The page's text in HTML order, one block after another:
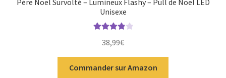
Unisexe
sur 5
38,99€
Commander sur Amazon